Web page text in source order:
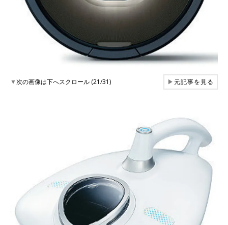
▼次の画像は下へスクロール (21/31) ▶元記事を見る